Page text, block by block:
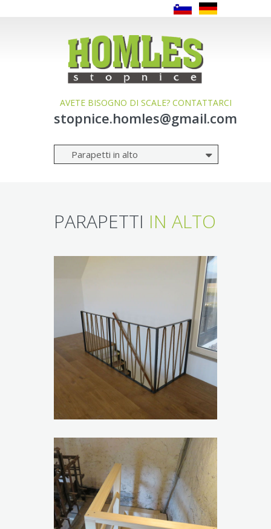
AVETE BISOGNO DI SCALE? CONTATTARCI
stopnice.homles@gmail.com
PARAPETTI IN ALTO